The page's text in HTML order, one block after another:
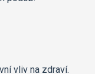
vliv na zdraví.